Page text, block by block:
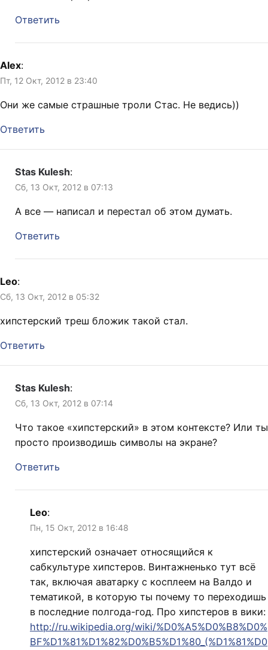
Ответить
Alex:
Пт, 12 Окт, 2012 в 23:40
Они же самые страшные троли Стас. Не ведись))
Ответить
Stas Kulesh:
Сб, 13 Окт, 2012 в 07:13
А все — написал и перестал об этом думать.
Ответить
Leo:
Сб, 13 Окт, 2012 в 05:32
хипстерский треш бложик такой стал.
Ответить
Stas Kulesh:
Сб, 13 Окт, 2012 в 07:14
Что такое «хипстерский» в этом контексте? Или ты
просто производишь символы на экране?
Ответить
Leo:
Пн, 15 Окт, 2012 в 16:48
хипстерский означает относящийся к
сабкультуре хипстеров. Винтажненько тут всё
так, включая аватарку с косплеем на Валдо и
тематикой, в которую ты почему то переходишь
в последние полгода-год. Про хипстеров в вики:
http://ru.wikipedia.org/wiki/%D0%A5%D0%B8%D0%
BF%D1%81%D1%82%D0%B5%D1%80_(%D1%81%D0